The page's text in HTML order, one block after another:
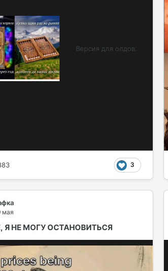
Версия для олдов.
3
мая
Я НЕ МОГУ ОСТАНОВИТЬСЯ